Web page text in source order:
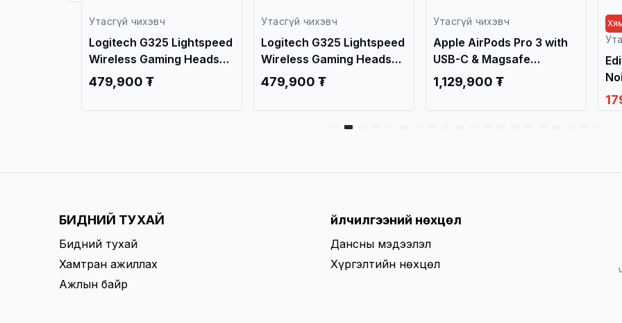
Утасгүй чихэвч
Logitech G325 Lightspeed
Wireless Gaming Headset
Black
479,900 ₮
Утасгүй чихэвч
Apple AirPods Pro 3 with
USB-C & Magsafe
Charging /MFHP4/
1,129,900 ₮
Хямдрал дуусахад 23 өдөр
Утасгүй чихэвч
Edifier W830NB Active
Noise Cancelling
БИДНИЙ ТУХАЙ
Бидний тухай
Хамтран ажиллах
Ажлын байр
Үйлчилгээний нөхцөл
Дансны мэдээлэл
Хүргэлтийн нөхцөл